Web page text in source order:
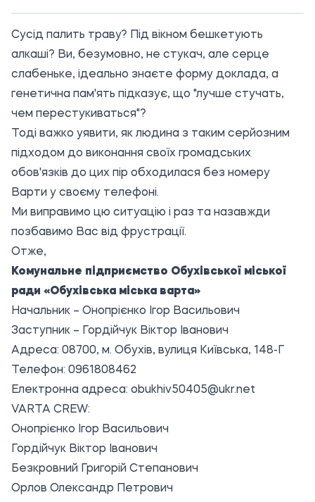
Сусід палить траву? Під вікном бешкетують
алкаші? Ви, безумовно, не стукач, але серце
слабеньке, ідеально знаєте форму доклада, а
генетична пам'ять підказує, що "лучше стучать,
чем перестукиваться"?
Тоді важко уявити, як людина з таким серйозним
підходом до виконання своїх громадських
обов'язків до цих пір обходилася без номеру
Варти у своєму телефоні.
Ми виправимо цю ситуацію і раз та назавжди
позбавимо Вас від фрустрації.
Отже,
Комунальне підприємство Обухівської міської
ради «Обухівська міська варта»
Начальник – Онопрієнко Ігор Васильович
Заступник – Гордійчук Віктор Іванович
Адреса: 08700, м. Обухів, вулиця Київська, 148-Г
Телефон: 0961808462
Електронна адреса: obukhiv50405@ukr.net
VARTA CREW:
Онопрієнко Ігор Васильович
Гордійчук Віктор Іванович
Безкровний Григорій Степанович
Орлов Олександр Петрович